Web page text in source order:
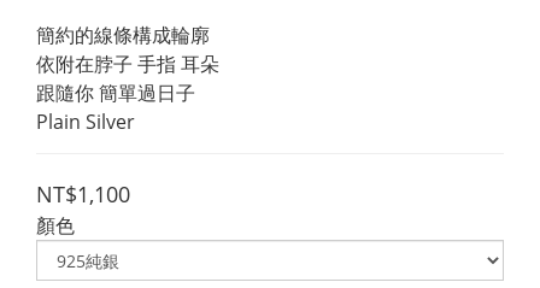
簡約的線條構成輪廓
依附在脖子 手指 耳朵
跟隨你 簡單過日子
Plain Silver
NT$1,100
顏色